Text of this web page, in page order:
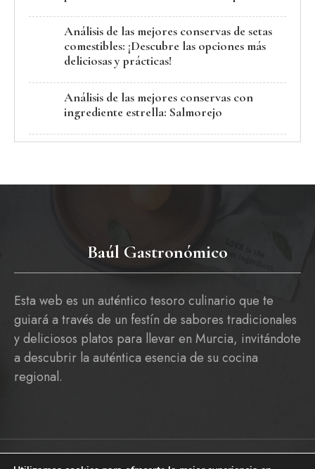
Análisis de las mejores conservas de setas
comestibles: ¡Descubre las opciones más
deliciosas y prácticas!
Análisis de las mejores conservas con
ingrediente estrella: Salmorejo
Baúl Gastronómico
Esta web es un auténtico tesoro culinario que te
guiará a través de un festín de sabores tradicionales
y deliciosos platos para llevar en Murcia, invitándote
a descubrir la auténtica esencia de su cocina
regional.